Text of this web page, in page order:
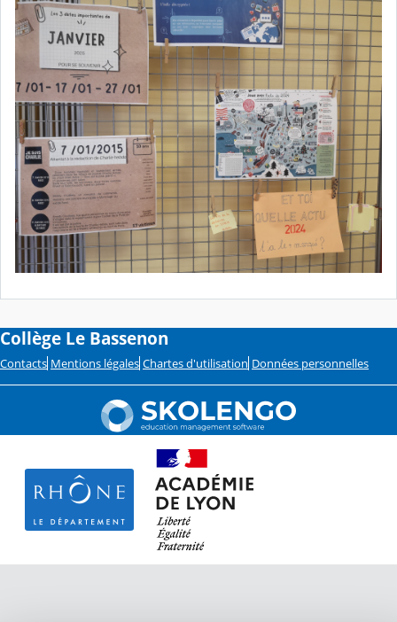
Collège Le Bassenon
Contacts Mentions légales Chartes d'utilisation Données personnelles